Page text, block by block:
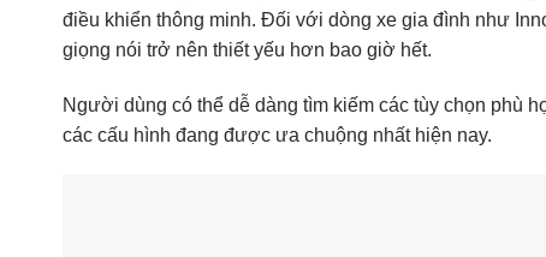
điều khiển thông minh. Đối với dòng xe gia đình như
giọng nói trở nên thiết yếu hơn bao giờ hết.
Người dùng có thể dễ dàng tìm kiếm các tùy chọn phù
các cấu hình đang được ưa chuộng nhất hiện nay.